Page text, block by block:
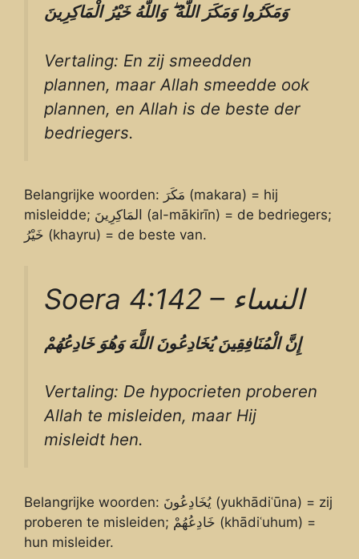
وَمَكَرُوا وَمَكَرَ اللَّهُ ۖ وَاللَّهُ خَيْرُ الْمَاكِرِينَ
Vertaling: En zij smeedden
plannen, maar Allah smeedde ook
plannen, en Allah is de beste der
bedriegers.
Belangrijke woorden: مَكَرَ (makara) = hij
misleidde; المَاكِرِينَ (al-mākirīn) = de bedriegers;
خَيْرُ (khayru) = de beste van.
Soera 4:142 – النساء
إِنَّالْمُنَافِقِينَيُخَادِعُونَاللَّهَوَهُوَ خَادِعُهُمْ
Vertaling: De hypocrieten proberen
Allah te misleiden, maar Hij
misleidt hen.
Belangrijke woorden: يُخَادِعُونَ (yukhādiʿūna) = zij
proberen te misleiden; خَادِعُهُمْ (khādiʿuhum) =
hun misleider.